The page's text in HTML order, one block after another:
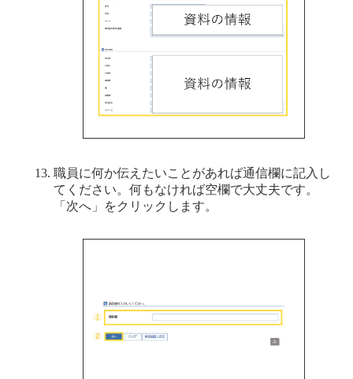
職員に何か伝えたいことがあれば通信欄に記入し
てください。何もなければ空欄で大丈夫です。
「次へ」をクリックします。